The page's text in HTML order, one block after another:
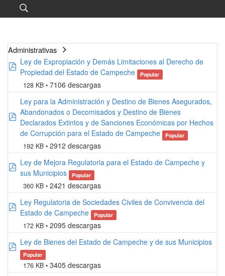
Administrativas
pdf
Ley de Expropiación y Demás Limitaciones al Derecho de
Propiedad del Estado de Campeche
Popular
128 KB 7106 descargas
pdf
Ley para la Administración y Destino de Bienes Asegurados,
Abandonados o Decomisados y Destino de Bienes
Declarados Extintos y de Sanciones Económicas por Hechos
de Corrupción para el Estado de Campeche
Popular
192 KB 2912 descargas
pdf
Ley de Mejora Regulatoria para el Estado de Campeche y
sus Municipios
Popular
360 KB 2421 descargas
pdf
Ley Regulatoria de Sociedades Civiles de Convivencia del
Estado de Campeche
Popular
172 KB 2095 descargas
pdf
Ley de Bienes del Estado de Campeche y de sus Municipios
Popular
176 KB 3405 descargas